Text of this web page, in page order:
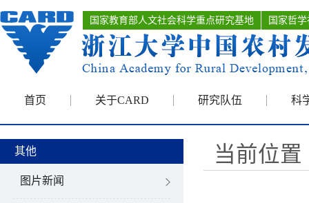
国家教育部人文社会科学重点研究基地 国家哲
首页 关于CARD 研究队伍 科
其他
图片新闻
当前位置